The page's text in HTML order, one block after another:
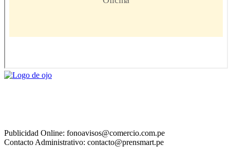
Publicidad Online: fonoavisos@comercio.com.pe
Contacto Administrativo: contacto@prensmart.pe